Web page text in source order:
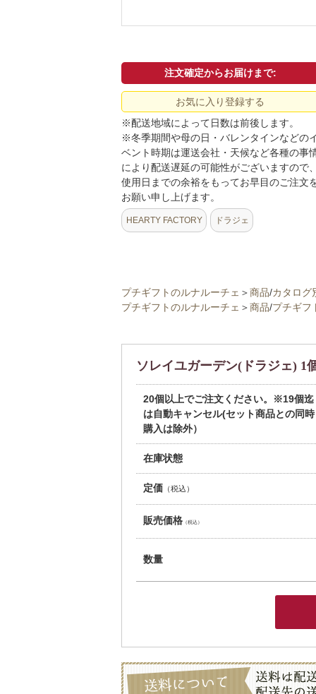
注文確定からお届けまで:
お気に入り登録する
※配送地域によって日数は前後します。
※冬季期間や母の日・バレンタインなどの
ベント時期は運送会社・天候など各種の事
により配送遅延の可能性がございますので
使用日までの余裕をもってお早目のご注文
お願い申し上げます。
HEARTY FACTORY ドラジェ
プチギフトのルナルーチェ ＞商品/カタログ
プチギフトのルナルーチェ ＞商品/プチギフ
ソレイユガーデン(ドラジェ) 1
20個以上でご注文ください。※19個迄
は自動キャンセル(セット商品との同時
購入は除外）
在庫状態
定価 （税込）
販売価格（税込）
数量